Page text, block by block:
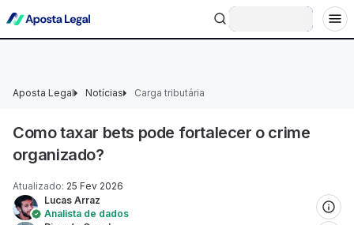
+18 Ministério da Fazenda adverte: aposta não é investimento.
Aposta Legal Notícias Carga tributária
Como taxar bets pode fortalecer o crime
organizado?
Atualizado: 25 Fev 2026
Lucas Arraz
Analista de dados